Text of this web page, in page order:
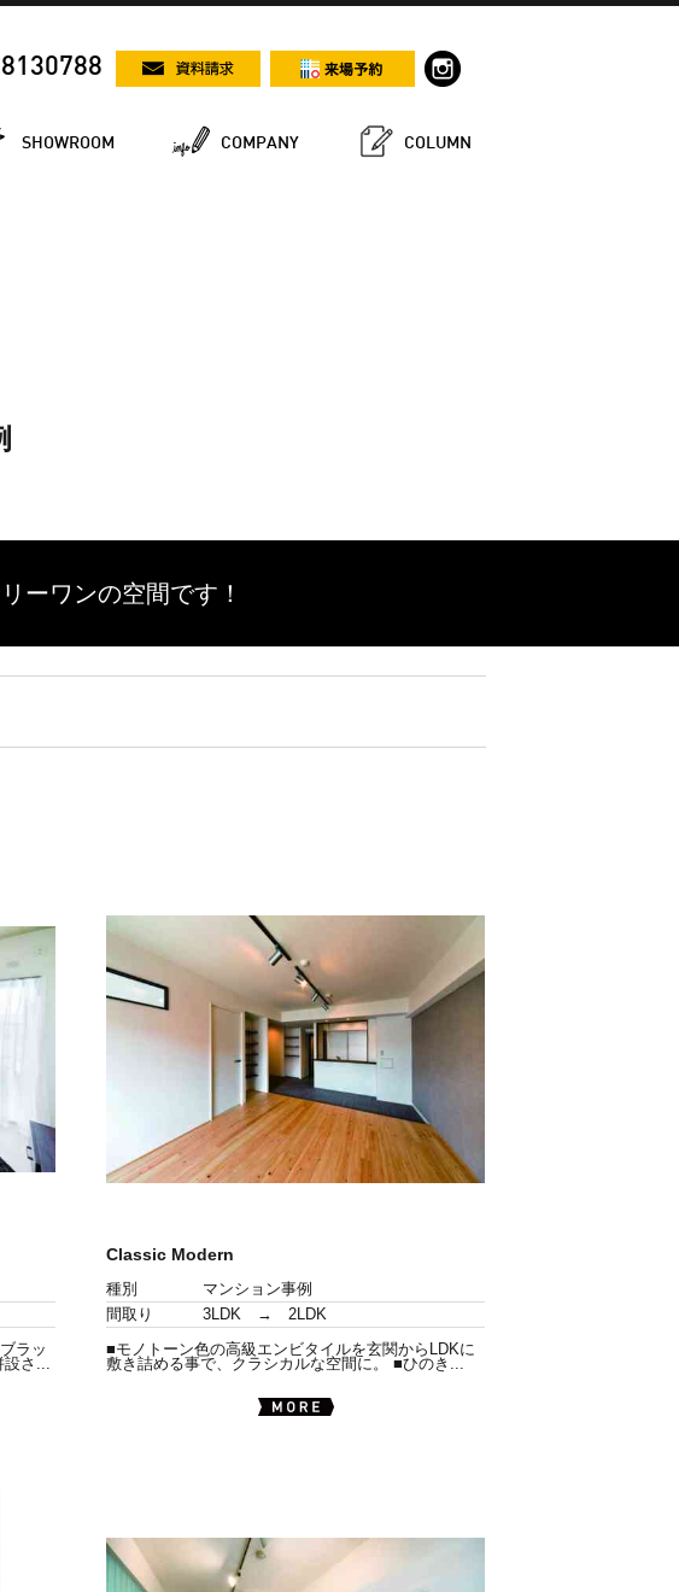
SHOWROOM COMPANY COLUMN
ーワンの空間です！
ラッ
設さ...
Classic Modern
種別
マンション事例
間取り
3LDK → 2LDK
■モノトーン色の高級エンビタイルを玄関からLDKに
敷き詰める事で、クラシカルな空間に。 ■ひのき...